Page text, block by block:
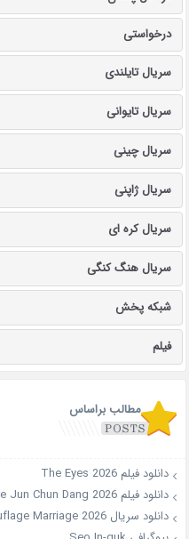
درخواستی
سریال تایلندی
سریال تایوانی
سریال چینی
سریال ژاپنی
سریال کره ای
سریال هنگ کنگی
شبکه پخش
فیلم
مطالب براساس
دانلود فیلم The Eyes 2026
دانلود فیلم The Mysterious Candy Store Jun Chun Dang 2026
دانلود سریال Camouflage Marriage 2026